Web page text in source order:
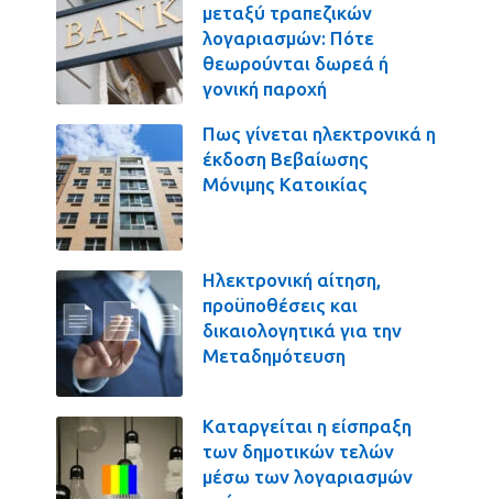
μεταξύ τραπεζικών
λογαριασμών: Πότε
θεωρούνται δωρεά ή
γονική παροχή
Πως γίνεται ηλεκτρονικά η
έκδοση Βεβαίωσης
Μόνιμης Κατοικίας
Ηλεκτρονική αίτηση,
προϋποθέσεις και
δικαιολογητικά για την
Μεταδημότευση
Καταργείται η είσπραξη
των δημοτικών τελών
μέσω των λογαριασμών